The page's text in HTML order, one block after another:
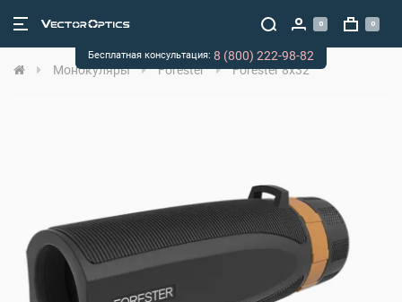
0 0
Монокуляры Forester Forester 8x32
Бесплатная консультация: 8 (800) 222-98-82